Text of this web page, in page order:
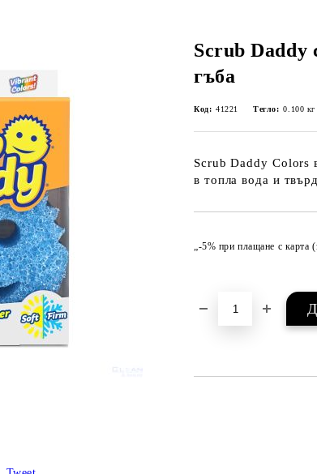
Scrub Daddy
гъба
Код: 41221 Тегло: 0.100 кг
Scrub Daddy Colors
в топла вода и
„-5% при плащане с карта